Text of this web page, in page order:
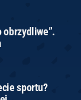
obrzydliwe”.
sportu?